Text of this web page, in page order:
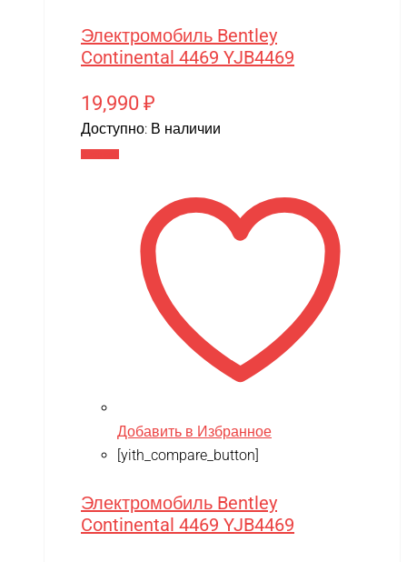
Электромобиль Bentley
Continental 4469 YJB4469
19,990 ₽
Доступно: В наличии
Добавить в Избранное
[yith_compare_button]
Электромобиль Bentley
Continental 4469 YJB4469